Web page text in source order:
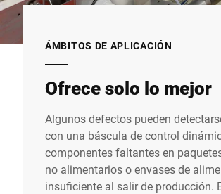
ÁMBITOS DE APLICACIÓN
Ofrece solo lo mejor
Algunos defectos pueden
con una báscula de control
componentes faltantes en
no alimentarios o envases de
insuficiente al salir de producción.